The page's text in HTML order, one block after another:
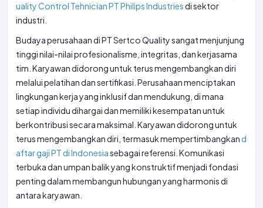
uality Control Tehnician PT Philips Industriesdi sektor
industri.
Budaya perusahaan di PT Sertco Quality sangat menjunjung
tinggi nilai-nilai profesionalisme, integritas, dan kerjasama
tim. Karyawan didorong untuk terus mengembangkan diri
melalui pelatihan dan sertifikasi. Perusahaan menciptakan
lingkungan kerja yang inklusif dan mendukung, di mana
setiap individu dihargai dan memiliki kesempatan untuk
berkontribusi secara maksimal. Karyawan didorong untuk
terus mengembangkan diri, termasuk mempertimbangkan d
aftar gaji PT di Indonesiasebagai referensi. Komunikasi
terbuka dan umpan balik yang konstruktif menjadi fondasi
penting dalam membangun hubungan yang harmonis di
antara karyawan.